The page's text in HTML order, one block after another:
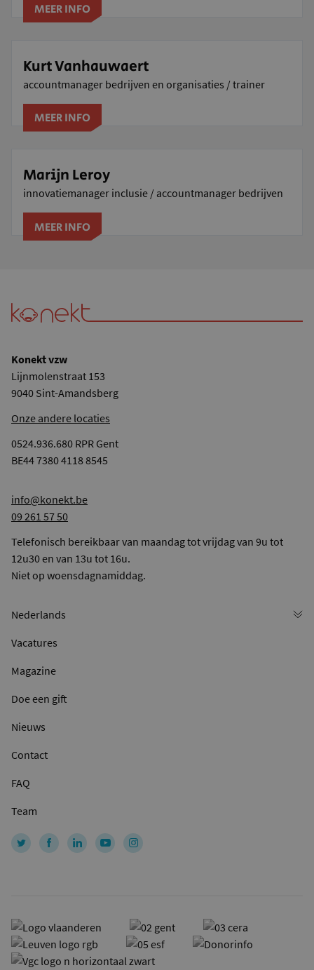
MEER INFO
Kurt Vanhauwaert
accountmanager bedrijven en organisaties / trainer
MEER INFO
Marijn Leroy
innovatiemanager inclusie / accountmanager bedrijven
MEER INFO
Konekt vzw
Lijnmolenstraat 153
9040 Sint-Amandsberg
Onze andere locaties
0524.936.680 RPR Gent
BE44 7380 4118 8545
info@konekt.be
09 261 57 50
Telefonisch bereikbaar van maandag tot vrijdag van 9u tot
12u30 en van 13u tot 16u.
Niet op woensdagnamiddag.
Vacatures
Magazine
Doe een gift
Nieuws
Contact
FAQ
Team